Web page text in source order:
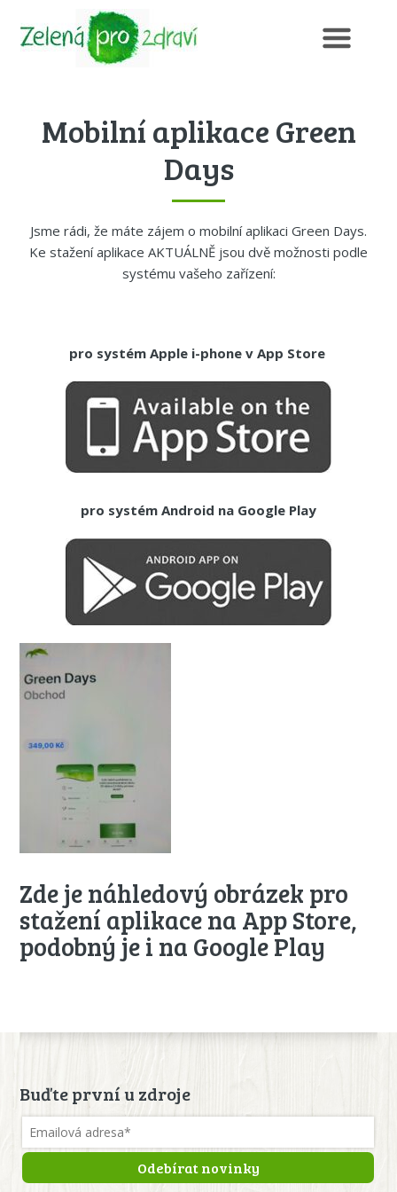
Mobilní aplikace Green
Days
Jsme rádi, že máte zájem o mobilní aplikaci Green Days.
Ke stažení aplikace AKTUÁLNĚ jsou dvě možnosti podle
systému vašeho zařízení:
pro systém Apple i-phone v App Store
pro systém Android na Google Play
Zde je náhledový obrázek pro
stažení aplikace na App Store,
podobný je i na Google Play
Buďte první u zdroje
Odebírat novinky